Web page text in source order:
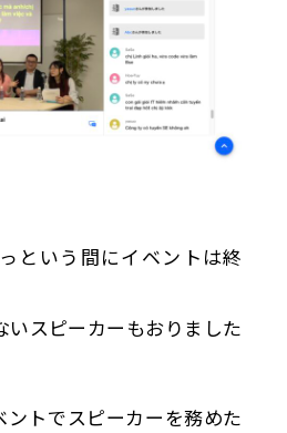
という間にイベントは終
いスピーカーもおりました
ントでスピーカーを務めた